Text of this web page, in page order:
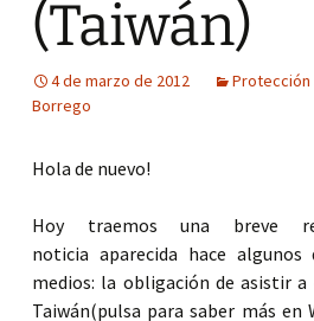
COP Andalucía
U. São Paulo
(Taiwán)
4 de marzo de 2012 Protección
Borrego
Hola de nuevo!
Hoy traemos una breve
noticia aparecida hace algunos
medios: la obligación de asistir
Taiwán(pulsa para saber más